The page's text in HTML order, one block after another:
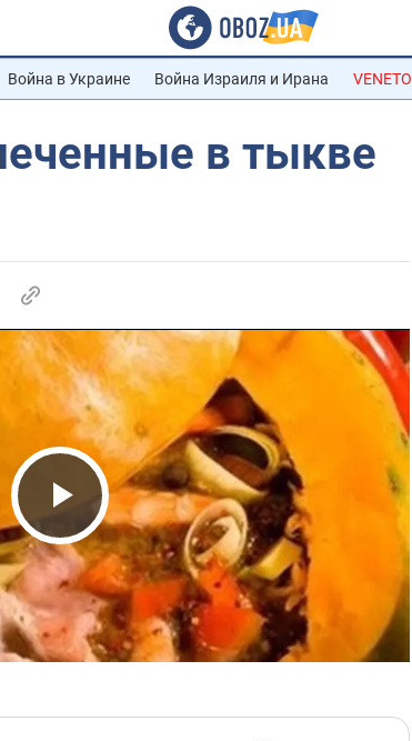
Война в Украине Война Израиля и Ирана VENETO
в тыкве
Play Video